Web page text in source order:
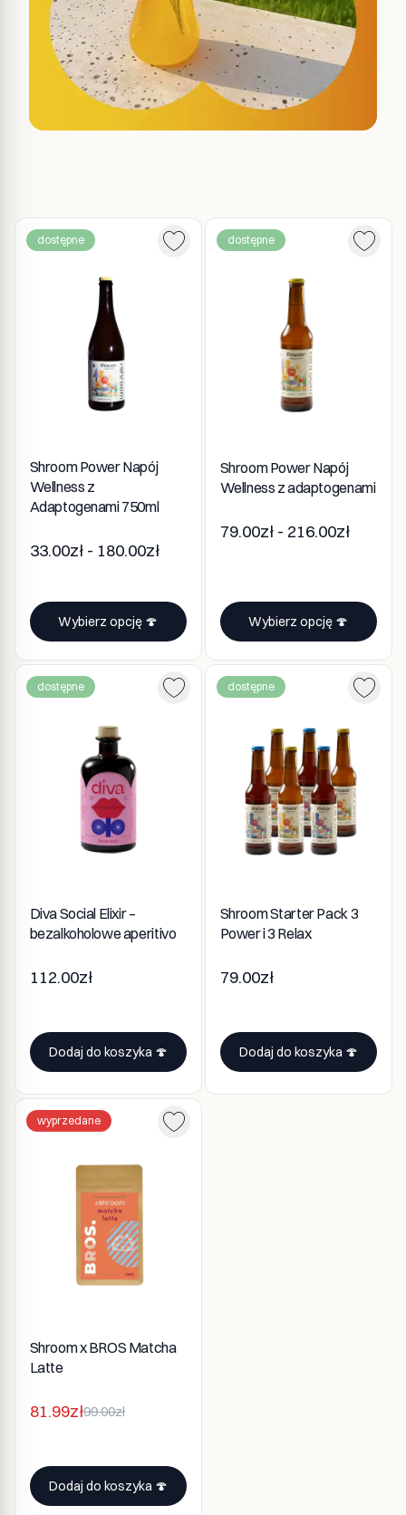
dostępne
Shroom Power Napój
Wellness z
Adaptogenami 750ml
33.00zł - 180.00zł
Wybierz opcję 🍄
dostępne
Shroom Power Napój
Wellness z adaptogenami
79.00zł - 216.00zł
Wybierz opcję 🍄
dostępne
Diva Social Elixir –
bezalkoholowe aperitivo
112.00zł
Dodaj do koszyka 🍄
dostępne
Shroom Starter Pack 3
Power i 3 Relax
79.00zł
Dodaj do koszyka 🍄
wyprzedane
Shroom x BROS Matcha
Latte
81.99zł99.00zł
Dodaj do koszyka 🍄